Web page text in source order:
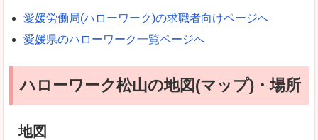
愛媛労働局(ハローワーク)の求職者向けページへ
愛媛県のハローワーク一覧ページへ
ハローワーク松山の地図(マップ)・場所
地図